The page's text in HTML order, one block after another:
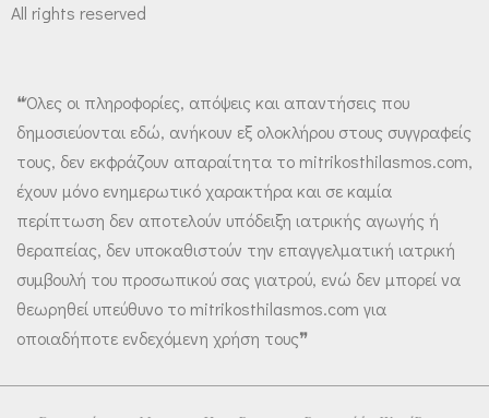
All rights reserved
❝Όλες οι πληροφορίες, απόψεις και απαντήσεις που
δημοσιεύονται εδώ, ανήκουν εξ ολοκλήρου στους συγγραφείς
τους, δεν εκφράζουν απαραίτητα το mitrikosthilasmos.com,
έχουν μόνο ενημερωτικό χαρακτήρα και σε καμία
περίπτωση δεν αποτελούν υπόδειξη ιατρικής αγωγής ή
θεραπείας, δεν υποκαθιστούν την επαγγελματική ιατρική
συμβουλή του προσωπικού σας γιατρού, ενώ δεν μπορεί να
θεωρηθεί υπεύθυνο το mitrikosthilasmos.com για
οποιαδήποτε ενδεχόμενη χρήση τους❞